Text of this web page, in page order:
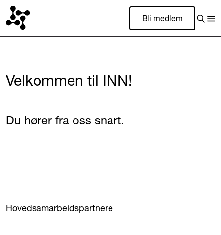
Bli medlem
Velkommen til INN!
Du hører fra oss snart.
Hovedsamarbeidspartnere